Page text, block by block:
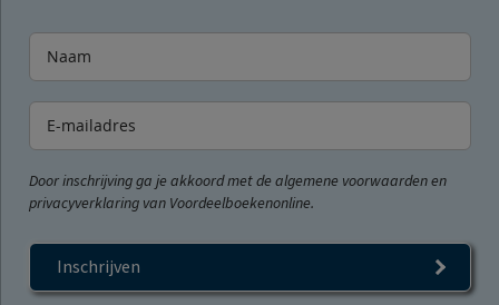
Door inschrijving ga je akkoord met de algemene voorwaarden en
privacyverklaring van Voordeelboekenonline.
Inschrijven